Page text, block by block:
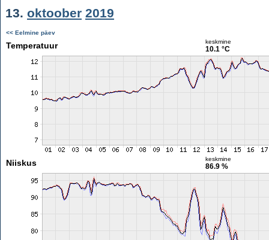
13. oktoober 2019
<< Eelmine päev
Temperatuur keskmine
10.1 °C
Niiskus keskmine
86.9 %